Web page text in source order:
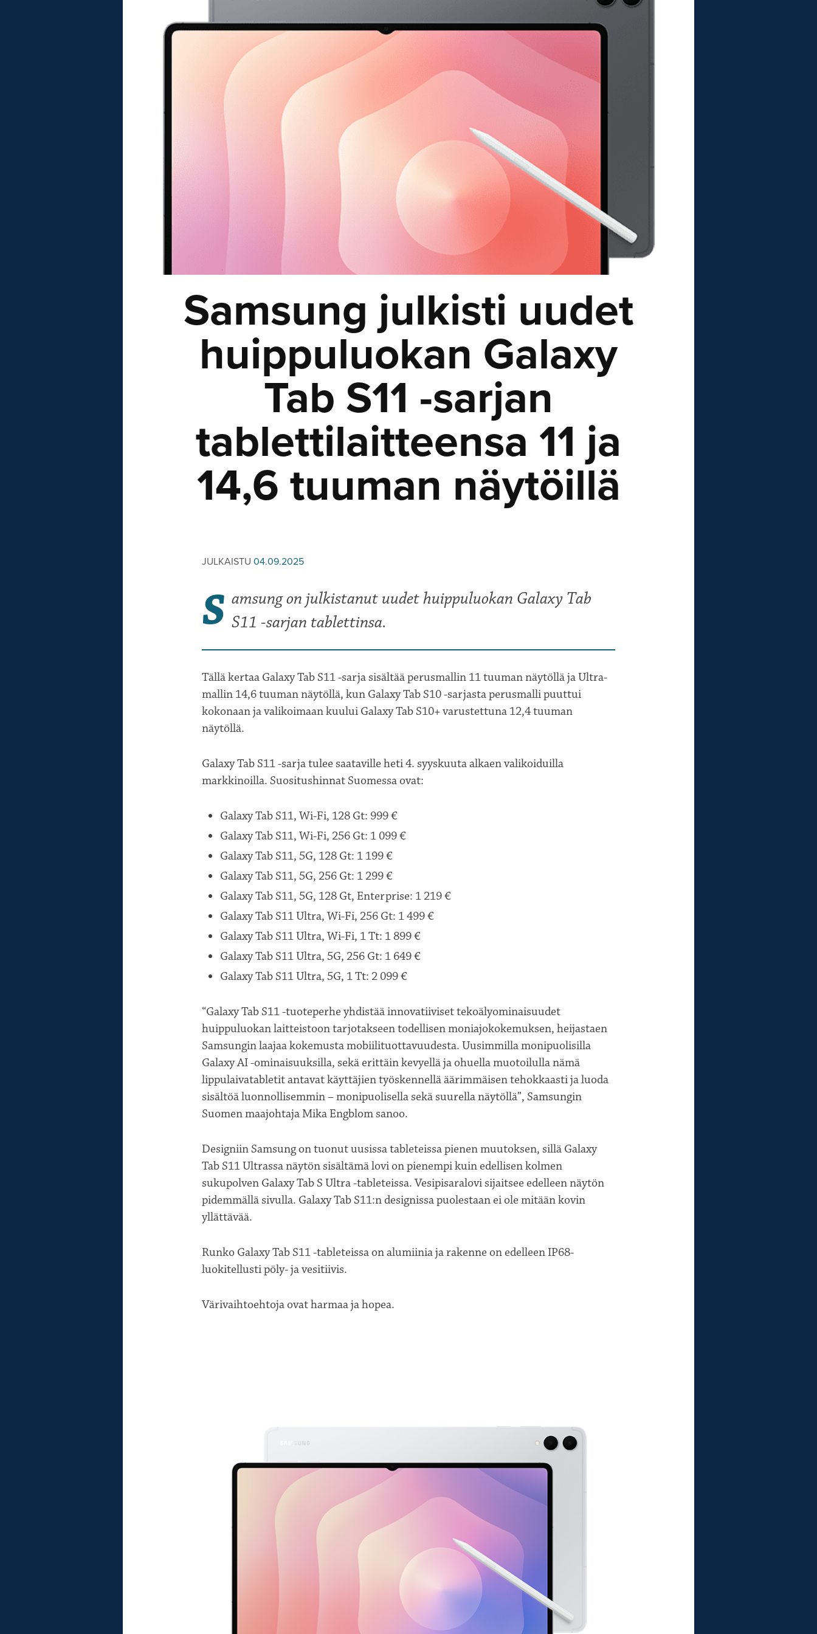
Samsung julkisti uudet
huippuluokan Galaxy
Tab S11 -sarjan
tablettilaitteensa 11 ja
14,6 tuuman näytöillä
JULKAISTU 04.09.2025
S amsung on julkistanut uudet huippuluokan Galaxy Tab
S11 -sarjan tablettinsa.
Tällä kertaa Galaxy Tab S11 -sarja sisältää perusmallin 11 tuuman näytöllä ja Ultra-
mallin 14,6 tuuman näytöllä, kun Galaxy Tab S10 -sarjasta perusmalli puuttui
kokonaan ja valikoimaan kuului Galaxy Tab S10+ varustettuna 12,4 tuuman
näytöllä.
Galaxy Tab S11 -sarja tulee saataville heti 4. syyskuuta alkaen valikoiduilla
markkinoilla. Suositushinnat Suomessa ovat:
Galaxy Tab S11, Wi-Fi, 128 Gt: 999 €
Galaxy Tab S11, Wi-Fi, 256 Gt: 1 099 €
Galaxy Tab S11, 5G, 128 Gt: 1 199 €
Galaxy Tab S11, 5G, 256 Gt: 1 299 €
Galaxy Tab S11, 5G, 128 Gt, Enterprise: 1 219 €
Galaxy Tab S11 Ultra, Wi-Fi, 256 Gt: 1 499 €
Galaxy Tab S11 Ultra, Wi-Fi, 1 Tt: 1 899 €
Galaxy Tab S11 Ultra, 5G, 256 Gt: 1 649 €
Galaxy Tab S11 Ultra, 5G, 1 Tt: 2 099 €
“Galaxy Tab S11 -tuoteperhe yhdistää innovatiiviset tekoälyominaisuudet
huippuluokan laitteistoon tarjotakseen todellisen moniajokokemuksen, heijastaen
Samsungin laajaa kokemusta mobiilituottavuudesta. Uusimmilla monipuolisilla
Galaxy AI -ominaisuuksilla, sekä erittäin kevyellä ja ohuella muotoilulla nämä
lippulaivatabletit antavat käyttäjien työskennellä äärimmäisen tehokkaasti ja luoda
sisältöä luonnollisemmin – monipuolisella sekä suurella näytöllä”, Samsungin
Suomen maajohtaja Mika Engblom sanoo.
Designiin Samsung on tuonut uusissa tableteissa pienen muutoksen, sillä Galaxy
Tab S11 Ultrassa näytön sisältämä lovi on pienempi kuin edellisen kolmen
sukupolven Galaxy Tab S Ultra -tableteissa. Vesipisaralovi sijaitsee edelleen näytön
pidemmällä sivulla. Galaxy Tab S11:n designissa puolestaan ei ole mitään kovin
yllättävää.
Runko Galaxy Tab S11 -tableteissa on alumiinia ja rakenne on edelleen IP68-
luokitellusti pöly- ja vesitiivis.
Värivaihtoehtoja ovat harmaa ja hopea.